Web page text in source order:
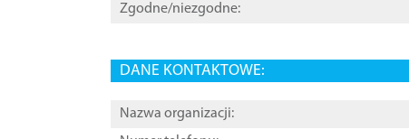
Zgodne/niezgodne:
DANE KONTAKTOWE:
Nazwa organizacji: